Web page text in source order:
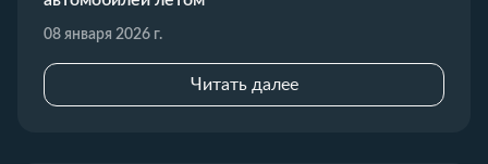
08 января 2026 г.
Читать далее